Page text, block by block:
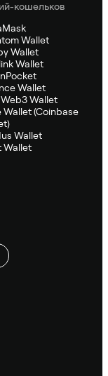
кошельков
Wallet
Wallet
Wallet
Wallet
Web3 Wallet
Wallet (Coinbase
Wallet
Wallet